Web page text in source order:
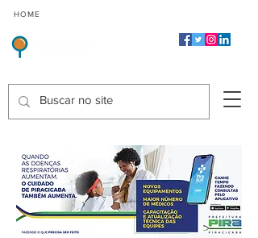
HOME